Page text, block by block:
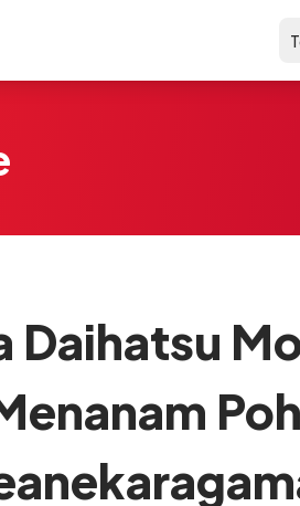
Daihatsu